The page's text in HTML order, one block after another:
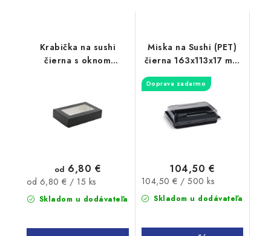
Krabička na sushi
čierna s oknom
Skladom u dodávateľa
od 6,80 €
Jednotková
cena:
od 6,80 € / 15 ks
Miska na Sushi (PET)
čierna 163x113x17 mm
+ viečko, 500 sád
Doprava zadarmo
Skladom u dodávateľa
104,50 €
Jednotková
cena:
104,50 € / 500 ks